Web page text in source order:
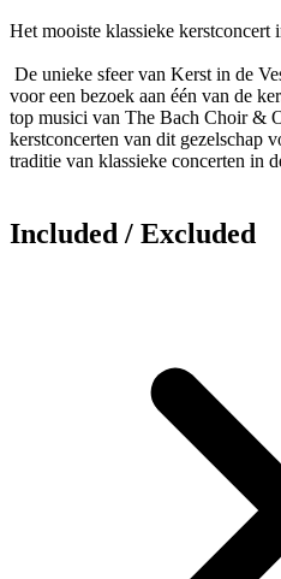
Het mooiste klassieke kerstconcert
De unieke sfeer van Kerst in de
voor een bezoek aan één van de
top musici van The Bach Choir &
kerstconcerten van dit gezelschap
traditie van klassieke concerten in
Included / Excluded